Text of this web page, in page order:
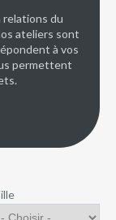
relations du
ateliers sont
à vos
permettent